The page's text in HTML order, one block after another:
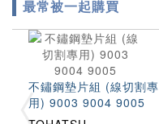
最常被一起購買
不鏽鋼墊片組 (線切割專
用) 9003 9004 9005